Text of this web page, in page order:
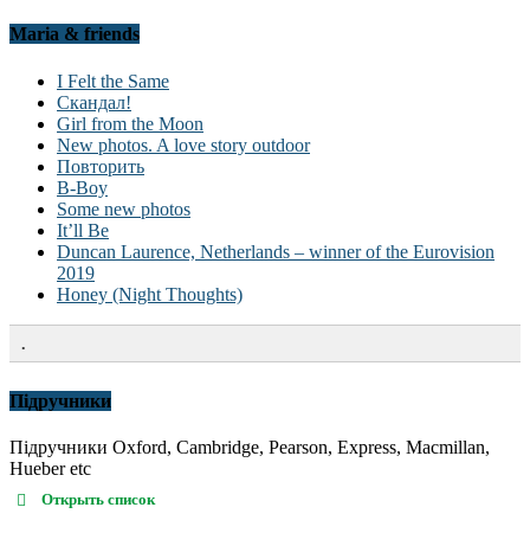
Maria & friends
I Felt the Same
Скандал!
Girl from the Moon
New photos. A love story outdoor
Повторить
B-Boy
Some new photos
It’ll Be
Duncan Laurence, Netherlands – winner of the Eurovision
2019
Honey (Night Thoughts)
.
Підручники
Підручники Oxford, Cambridge, Pearson, Express, Macmillan,
Hueber etc
Открыть список